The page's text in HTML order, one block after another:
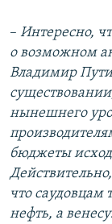
– Интересно,
о возможном
Владимир
нынешнего
бюджеты
что саудовцам
нефть, а